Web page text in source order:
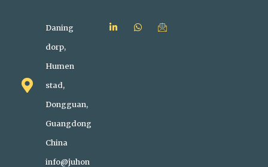
Daning
dorp,
Humen
stad,
Dongguan,
Guangdong
China
info@juhon